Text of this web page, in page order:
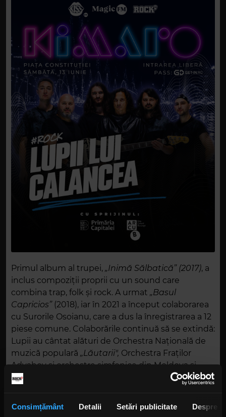
Consimțământ Detalii Setări publicitate Despre
Primul album al trupei, „Inimă Sălbatică” (2017), a
inclus compoziții proprii cu un sound care
combina trap, folk și rock. A urmat „Basul
Capricios”(2018), iar în 2021 a început colaborarea
cu Surorile Osoianu, care a dus la înregistrarea a 12
piese comune. Colaborările continuă să se extindă:
Lupii au cântat alături de Orchestra Națională de
muzică populară „Lăutarii", Orchestra Fraților
Advahov și orchestre simfonice din Moldova și
România.
Domnească”
, noul album lansat în parteneriat cu